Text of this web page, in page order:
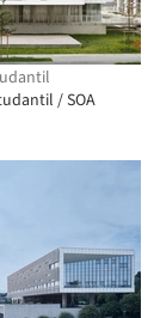
/ SOA